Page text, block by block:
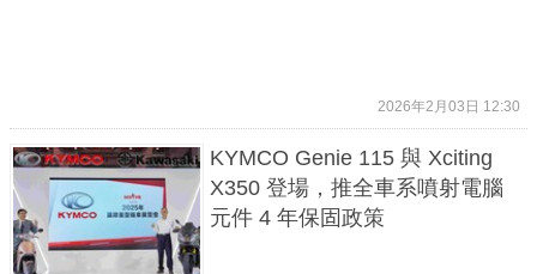
2026年2月03日 12:30
KYMCO Genie 115 與 Xciting
X350 登場，推全車系噴射電腦
元件 4 年保固政策